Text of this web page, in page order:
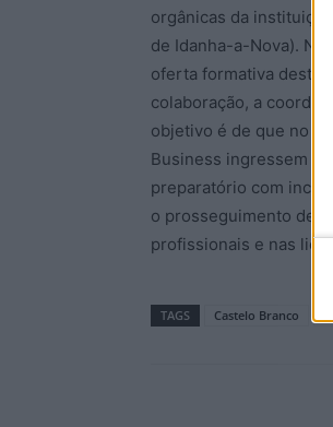
orgânicas da
de Idanha-a-Nova).
oferta formativa
colaboração, a
objetivo é de que no
Business ingressem
preparatório com
o prosseguimento de
profissionais e nas
TAGS Castelo Branco